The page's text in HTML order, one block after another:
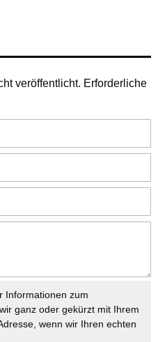
veröffentlicht. Erforderliche
Informationen zum
ganz oder gekürzt mit Ihrem
wenn wir Ihren echten